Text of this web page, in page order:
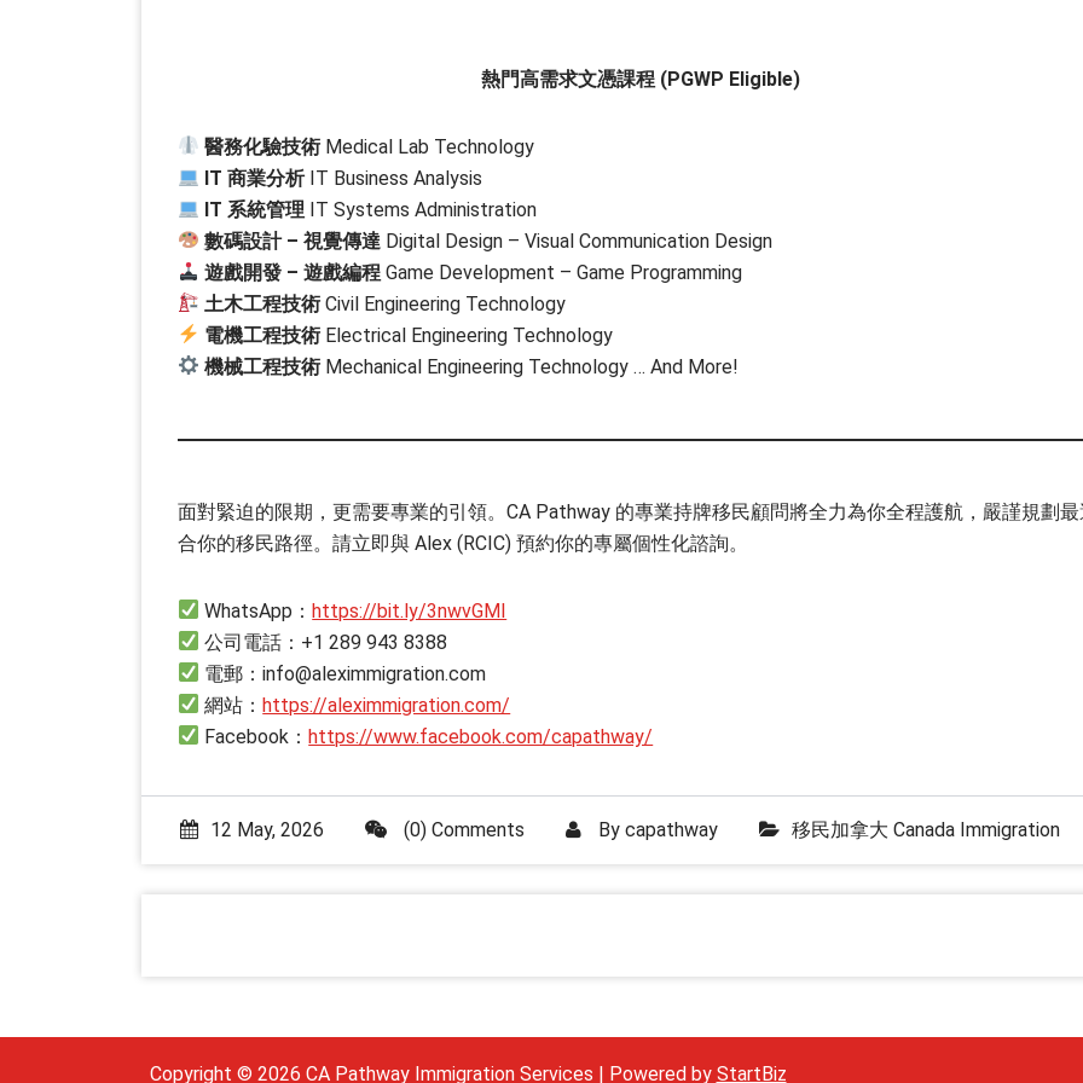
熱門高需求文憑課程 (PGWP Eligible)
醫務化驗技術 Medical Lab Technology
IT 商業分析IT Business Analysis
IT 系統管理 IT Systems Administration
數碼設計 – 視覺傳達 Digital Design – Visual Communication Design
遊戲開發 – 遊戲編程 Game Development – Game Programming
土木工程技術 Civil Engineering Technology
電機工程技術 Electrical Engineering Technology
機械工程技術 Mechanical Engineering Technology … And More!
面對緊迫的限期，更需要專業的引領。CA Pathway 的專業持牌移民顧問將全力為你全程護航，嚴謹規劃
合你的移民路徑。請立即與 Alex (RCIC) 預約你的專屬個性化諮詢。
WhatsApp：https://bit.ly/3nwvGMI
公司電話：+1 289 943 8388
電郵：info@aleximmigration.com
網站：https://aleximmigration.com/
Facebook：https://www.facebook.com/capathway/
12 May, 2026 (0) Comments By capathway 移民加拿大 Canada Immigration
Copyright © 2026 CA Pathway Immigration Services | Powered by StartBiz